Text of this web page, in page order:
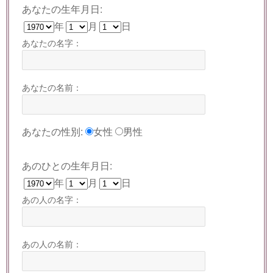
あなたの生年月日:
年
月 日
あなたの名字：
あなたの名前：
あなたの性別: 女性 男性
あのひとの生年月日:
年
月 日
あの人の名字：
あの人の名前：